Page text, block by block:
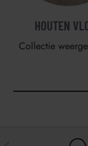
HOUTEN
Collectie